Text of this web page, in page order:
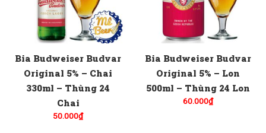
Bia Budweiser Budvar
Original 5% – Chai
330ml – Thùng 24
Chai
50.000₫
Bia Budweiser Budvar
Original 5% – Lon
500ml – Thùng 24 Lon
60.000₫